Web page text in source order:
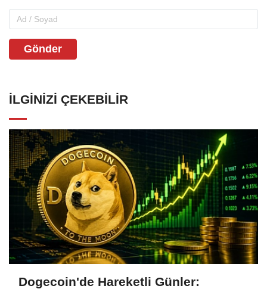
Gönder
İLGINIZI ÇEKEBILIR
Dogecoin'de Hareketli Günler: